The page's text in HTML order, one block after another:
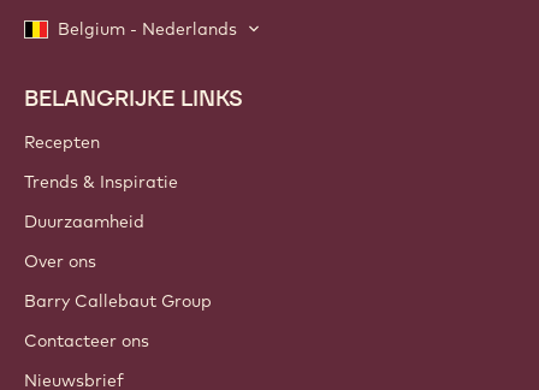
Belgium - Nederlands
Footer
Callebaut
BELANGRIJKE LINKS
Recepten
Trends & Inspiratie
Duurzaamheid
Over ons
Barry Callebaut Group
Contacteer ons
Nieuwsbrief